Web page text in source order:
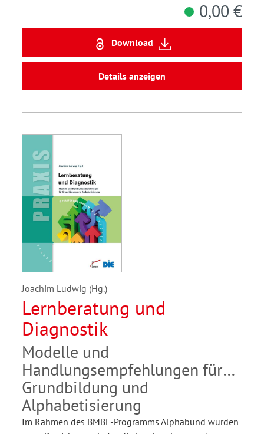
0,00 €
Download
Details anzeigen
Joachim Ludwig (Hg.)
Lernberatung und
Diagnostik
Modelle und
Handlungsempfehlungen für
Grundbildung und
Alphabetisierung
Im Rahmen des BMBF-Programms Alphabund wurden